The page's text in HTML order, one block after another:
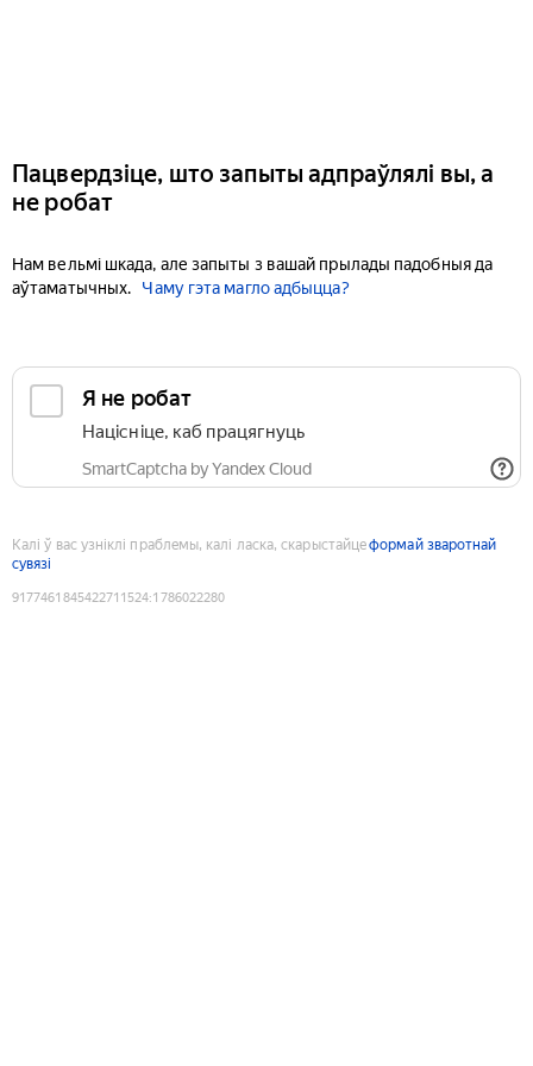
Пацвердзіце, што запыты адпраўлялі вы, а
не робат
Нам вельмі шкада, але запыты з вашай прылады падобныя да
аўтаматычных.
Чаму гэта магло адбыцца?
Я не робат
Націсніце, каб працягнуць
SmartCaptcha by Yandex Cloud
Калі ў вас узніклі праблемы, калі ласка, скарыстайцеформай зваротнай
сувязі
9177461845422711524:1786022280